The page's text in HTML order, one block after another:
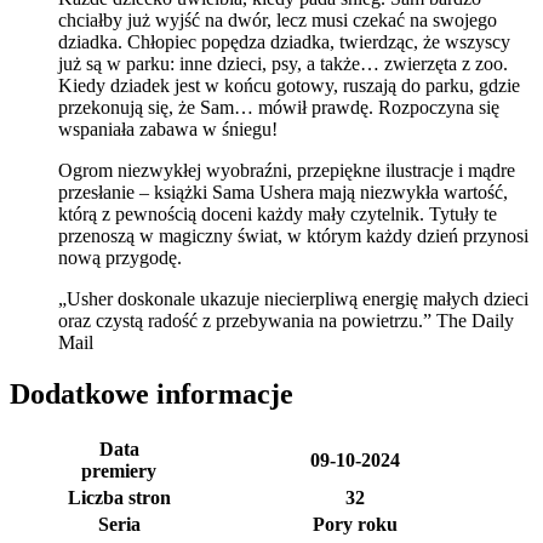
chciałby już wyjść na dwór, lecz musi czekać na swojego
dziadka. Chłopiec popędza dziadka, twierdząc, że wszyscy
już są w parku: inne dzieci, psy, a także… zwierzęta z zoo.
Kiedy dziadek jest w końcu gotowy, ruszają do parku, gdzie
przekonują się, że Sam… mówił prawdę. Rozpoczyna się
wspaniała zabawa w śniegu!
Ogrom niezwykłej wyobraźni, przepiękne ilustracje i mądre
przesłanie – książki Sama Ushera mają niezwykła wartość,
którą z pewnością doceni każdy mały czytelnik. Tytuły te
przenoszą w magiczny świat, w którym każdy dzień przynosi
nową przygodę.
„Usher doskonale ukazuje niecierpliwą energię małych dzieci
oraz czystą radość z przebywania na powietrzu.” The Daily
Mail
Dodatkowe informacje
Data
premiery
09-10-2024
Liczba stron
32
Seria
Pory roku